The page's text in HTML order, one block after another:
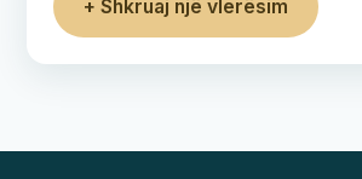
+ Shkruaj një vlerësim